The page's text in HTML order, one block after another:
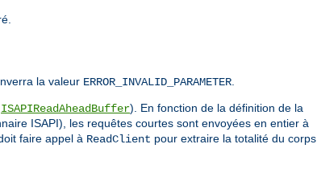
la valeur ERROR_INVALID_PARAMETER
ISAPIReadAheadBuffer). En fonction de la définition de la
ISAPI), les requêtes courtes sont envoyées en entier à
faire appel à ReadClient pour extraire la totalité du corps